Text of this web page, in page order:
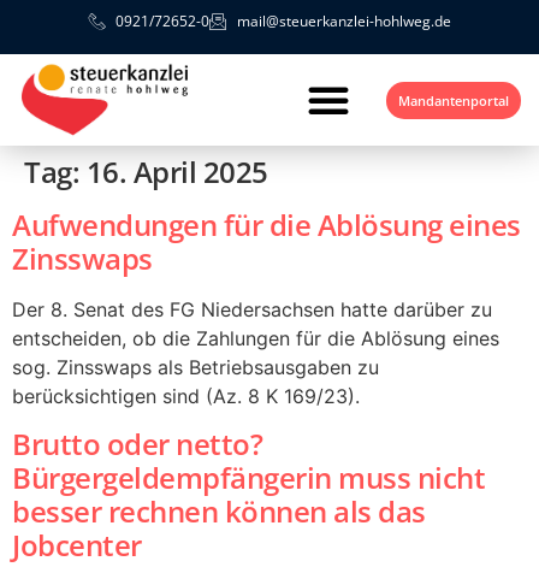
0921/72652-0 mail@steuerkanzlei-hohlweg.de
Mandantenportal
Tag: 16. April 2025
Aufwendungen für die Ablösung eines
Zinsswaps
Der 8. Senat des FG Niedersachsen hatte darüber zu
entscheiden, ob die Zahlungen für die Ablösung eines
sog. Zinsswaps als Betriebsausgaben zu
berücksichtigen sind (Az. 8 K 169/23).
Brutto oder netto?
Bürgergeldempfängerin muss nicht
besser rechnen können als das
Jobcenter